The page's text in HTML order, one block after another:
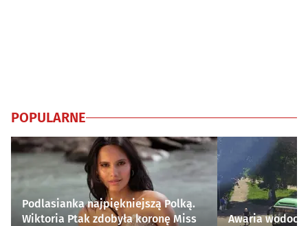
POPULARNE
Podlasianka najpiękniejszą Polką.
Wiktoria Ptak zdobyła koronę Miss
Awaria